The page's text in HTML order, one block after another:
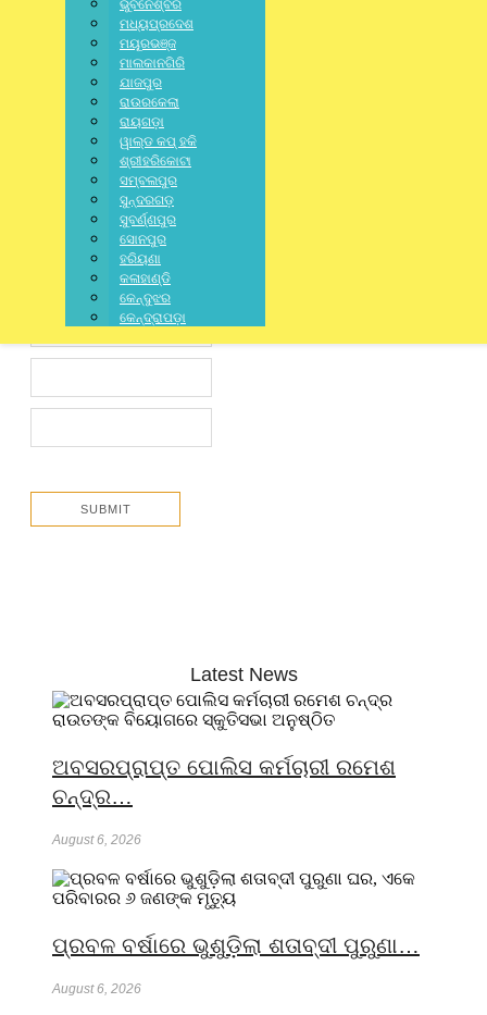
ଭୁବନେଶ୍ବର
ମଧ୍ୟପ୍ରଦେଶ
ମୟୂରଭଞ୍ଜ
ମାଲକାନଗିରି
ଯାଜପୁର
ରାଉରକେଲା
ରାୟଗଡ଼ା
ୱାଲ୍ଡ କପ୍ ହକି
ଶ୍ରୀହରିକୋଟା
ସମ୍ବଲପୁର
ସୁନ୍ଦରଗଡ଼
ସୁବର୍ଣ୍ଣପୁର
ସୋନପୁର
ହରିୟଣା
କଳାହାଣ୍ଡି
କେନ୍ଦୁଝର
କେନ୍ଦ୍ରାପଡ଼ା
Leave a Reply
Your email address will not be published.
*
Latest News
ଅବସରପ୍ରାପ୍ତ ପୋଲିସ କର୍ମଚାରୀ ରମେଶ
ଚନ୍ଦ୍ର…
August 6, 2026
ପ୍ରବଳ ବର୍ଷାରେ ଭୁଶୁଡ଼ିଲା ଶତାବ୍ଦୀ ପୁରୁଣା…
August 6, 2026